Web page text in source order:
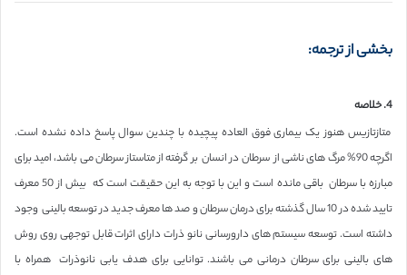
بخشی از ترجمه:
4. خلاصه
متازتازیس هنوز یک بیماری فوق العاده پیچیده با چندین سوال پاسخ داده نشده است.
اگرچه 90% مرگ های ناشی از سرطان در انسان بر گرفته از متاستاز سرطان می باشد، امید برای
مبارزه با سرطان باقی مانده است و این با توجه به این حقیقت است که بیش از 50 معرف
تایید شده در 10 سال گذشته برای درمان سرطان و صد ها معرف جدید در توسعه بالینی وجود
داشته است. توسعه سیستم های دارورسانی نانو ذرات دارای اثرات قابل توجهی روی روش
های بالینی برای سرطان درمانی می باشند. توانایی برای هدف یابی نانوذرات همراه با